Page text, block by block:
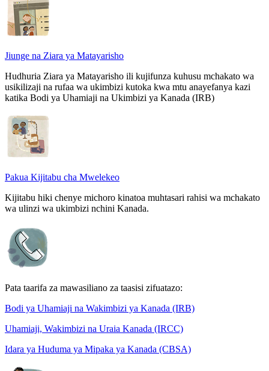
Jiunge na Ziara ya Matayarisho
Hudhuria Ziara ya Matayarisho ili kujifunza kuhusu mchakato wa
usikilizaji na rufaa wa ukimbizi kutoka kwa mtu anayefanya kazi
katika Bodi ya Uhamiaji na Ukimbizi ya Kanada (IRB)
Pakua Kijitabu cha Mwelekeo
Kijitabu hiki chenye michoro kinatoa muhtasari rahisi wa mchakato
wa ulinzi wa ukimbizi nchini Kanada.
Pata taarifa za mawasiliano za taasisi zifuatazo:
Bodi ya Uhamiaji na Wakimbizi ya Kanada (IRB)
Uhamiaji, Wakimbizi na Uraia Kanada (IRCC)
Idara ya Huduma ya Mipaka ya Kanada (CBSA)